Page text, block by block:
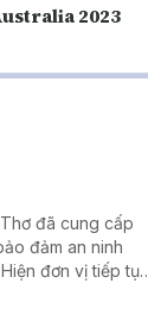
2023
đã cung cấp
đảm an ninh
đơn vị tiếp tục